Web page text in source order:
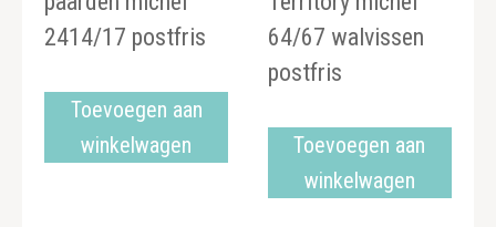
2414/17 postfris
Toevoegen aan
winkelwagen
64/67 walvissen
postfris
Toevoegen aan
winkelwagen